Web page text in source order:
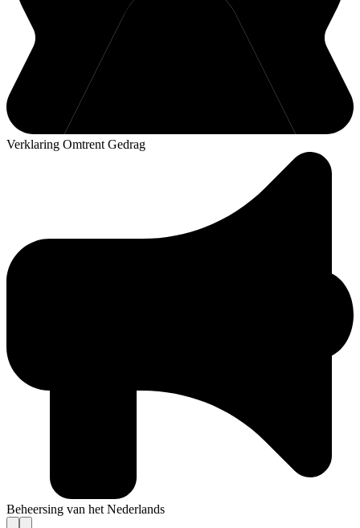
Verklaring Omtrent Gedrag
Beheersing van het Nederlands